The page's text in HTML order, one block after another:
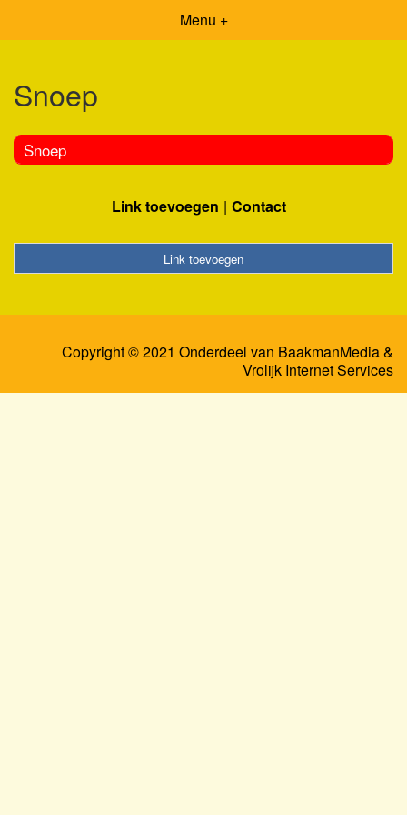
Menu +
Snoep
Snoep
Link toevoegen Contact
Link toevoegen
Copyright © 2021 Onderdeel van BaakmanMedia&
Vrolijk Internet Services